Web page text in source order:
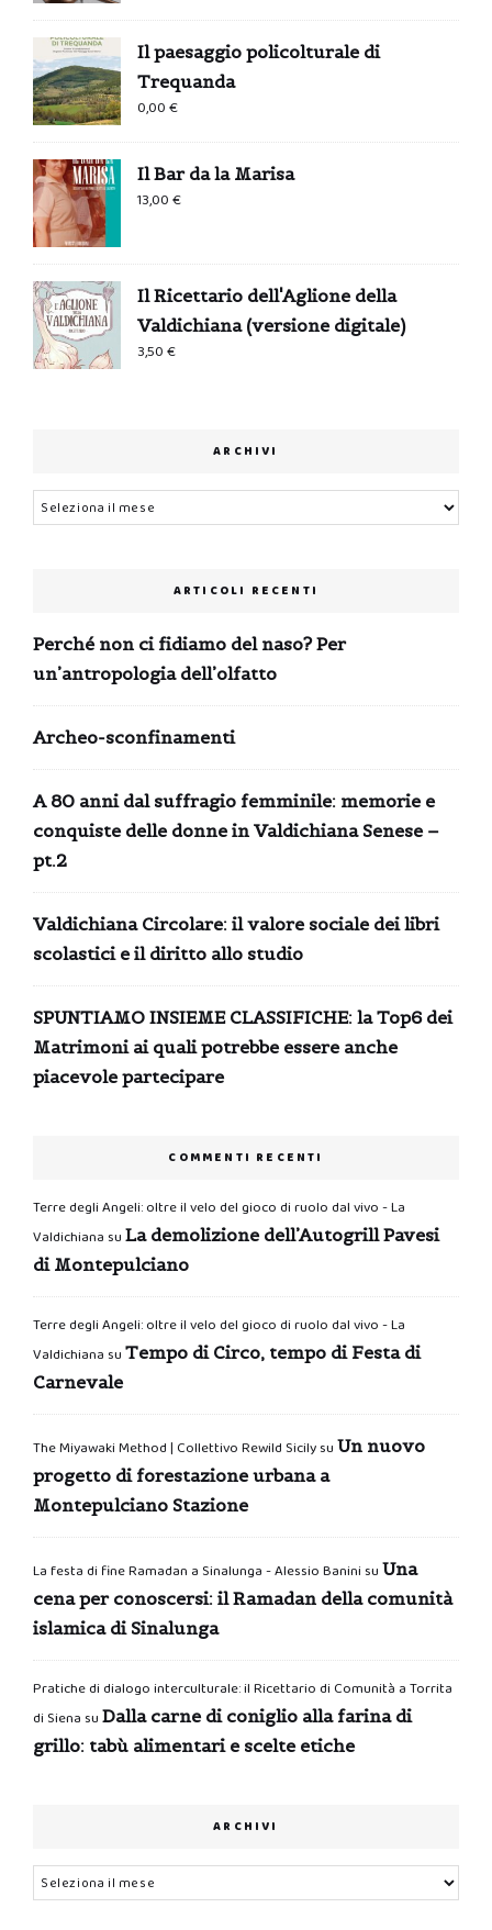
Il paesaggio policolturale di
Trequanda
0,00€
Il Bar da la Marisa
13,00€
Il Ricettario dell'Aglione della
Valdichiana (versione digitale)
3,50€
ARCHIVI
Archivi
ARTICOLI RECENTI
Perché non ci fidiamo del naso? Per
un’antropologia dell’olfatto
Archeo-sconfinamenti
A 80 anni dal suffragio femminile: memorie e
conquiste delle donne in Valdichiana Senese –
pt.2
Valdichiana Circolare: il valore sociale dei libri
scolastici e il diritto allo studio
SPUNTIAMO INSIEME CLASSIFICHE: la Top6 dei
Matrimoni ai quali potrebbe essere anche
piacevole partecipare
COMMENTI RECENTI
Terre degli Angeli: oltre il velo del gioco di ruolo dal vivo - La
Valdichiana su La demolizione dell’Autogrill Pavesi
di Montepulciano
Terre degli Angeli: oltre il velo del gioco di ruolo dal vivo - La
Valdichiana su Tempo di Circo, tempo di Festa di
Carnevale
The Miyawaki Method | Collettivo Rewild Sicilysu Un nuovo
progetto di forestazione urbana a
Montepulciano Stazione
La festa di fine Ramadan a Sinalunga - Alessio Banini su Una
cena per conoscersi: il Ramadan della comunità
islamica di Sinalunga
Pratiche di dialogo interculturale: il Ricettario di Comunità a Torrita
di Siena su Dalla carne di coniglio alla farina di
grillo: tabù alimentari e scelte etiche
ARCHIVI
Archivi